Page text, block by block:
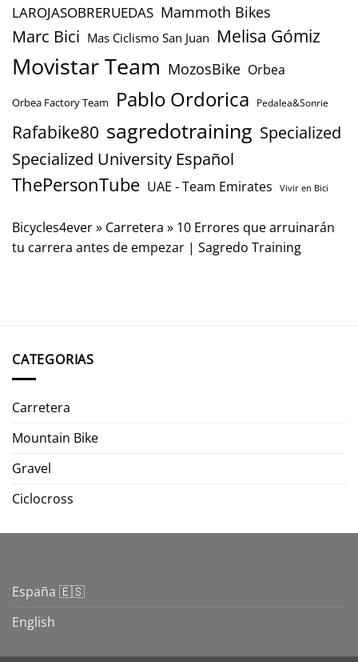
LAROJASOBRERUEDAS Mammoth Bikes
Marc Bici Mas Ciclismo San Juan Melisa Gómiz
Movistar Team MozosBike Orbea
Orbea Factory Team Pablo Ordorica Pedalea&Sonrie
Rafabike80 sagredotraining Specialized
Specialized University Español
ThePersonTube UAE - Team Emirates Vivir en Bici
Bicycles4ever» Carretera » 10 Errores que arruinarán
tu carrera antes de empezar | Sagredo Training
CATEGORIAS
Carretera
Mountain Bike
Gravel
Ciclocross
España 🇪🇸
English